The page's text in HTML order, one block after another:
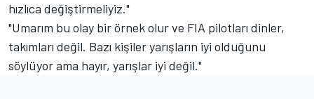
hızlıca değiştirmeliyiz."
"Umarım bu olay bir örnek olur ve FIA pilotları dinler,
takımları değil. Bazı kişiler yarışların iyi olduğunu
söylüyor ama hayır, yarışlar iyi değil."